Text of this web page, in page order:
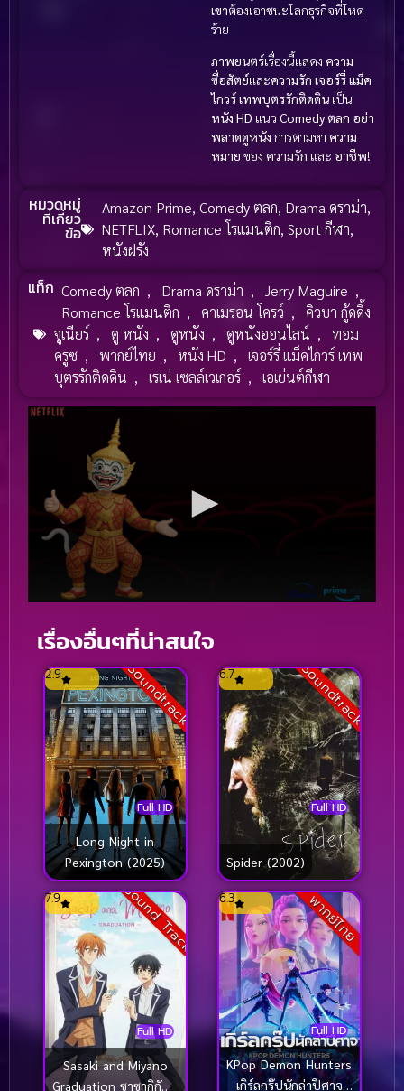
เขาต้องเอาชนะโลกธุรกิจที่โหด
ร้าย
ภาพยนตร์เรื่องนี้แสดง ความ
ซื่อสัตย์และความรัก เจอร์รี่ แม็ค
ไกวร์ เทพบุตรรักติดดิน เป็น
หนัง HD แนว Comedy ตลก อย่า
พลาดดูหนัง การตามหา ความ
หมาย ของ ความรัก และ อาชีพ!
หมวดหมู่
ที่เกี่ยว
ข้อ
Amazon Prime, Comedy ตลก, Drama ดราม่า,
NETFLIX, Romance โรแมนติก, Sport กีฬา,
หนังฝรั่ง
แท็ก Comedy ตลก , Drama ดราม่า , Jerry Maguire ,
Romance โรแมนติก , คาเมรอน โครว์ ,
คิวบา กู้ดดิ้ง
จูเนียร์ , ดู หนัง , ดูหนัง , ดูหนังออนไลน์ ,
ทอม
ครูซ , พากย์ไทย , หนัง HD ,
เจอร์รี่ แม็คไกวร์ เทพ
บุตรรักติดดิน , เรเน่ เซลล์เวเกอร์ , เอเย่นต์กีฬา
เรื่องอื่นๆที่น่าสนใจ
Soundtrack
Full HD
2.9
Long Night in
Pexington (2025)
Soundtrack
Full HD
6.7
Spider (2002)
Sound Track
Full HD
7.9
Sasaki and Miyano
Graduation ซาซากิกับมิ
พากย์ไทย
Full HD
6.3
KPop Demon Hunters
เกิร์ลกรุ๊ปนักล่าปีศาจ